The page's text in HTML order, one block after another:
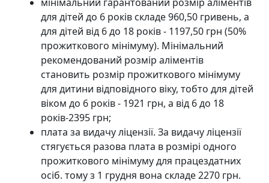
для дітей до 6 років складе 960,50 гривень, а
для дітей від 6 до 18 років - 1197,50 грн (50%
прожиткового мінімуму). Мінімальний
рекомендований розмір аліментів
становить розмір прожиткового мінімуму
для дитини відповідного віку, тобто для дітей
віком до 6 років - 1921 грн, а від 6 до 18
років-2395 грн;
плата за видачу ліцензії. За видачу ліцензії
стягується разова плата в розмірі одного
прожиткового мінімуму для працездатних
осіб. тому з 1 грудня вона складе 2270 грн.